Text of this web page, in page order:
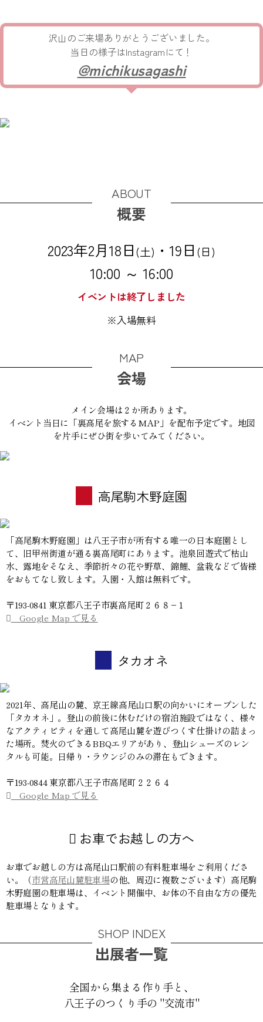
沢山のご来場ありがとうございました。
当日の様子はInstagramにて！
@michikusagashi
ABOUT
概要
2023年2月18日(土) ・19日 (日)
10:00 ～ 16:00
イベントは終了しました
※入場無料
MAP
会場
メイン会場は２か所あります。
イベント当日に「裏高尾を旅するMAP」を配布予定です。地図
を片手にぜひ街を歩いてみてください。
高尾駒木野庭園
「高尾駒木野庭園」は八王子市が所有する唯一の日本庭園とし
て、旧甲州街道が通る裏高尾町にあります。池泉回遊式で枯山
水、露地をそなえ、季節折々の花や野草、錦鯉、盆栽などで皆様
をおもてなし致します。入園・入館は無料です。
〒193-0841 東京都八王子市裏高尾町２６８−１
Google Map で見る
タカオネ
2021年、高尾山の麓、京王線高尾山口駅の向かいにオープンした
「タカオネ」。登山の前後に休むだけの宿泊施設ではなく、様々
なアクティビティを通して高尾山麓を遊びつくす仕掛けの詰まっ
た場所。焚火のできるBBQエリアがあり、登山シューズのレン
タルも可能。日帰り・ラウンジのみの滞在もできます。
〒193-0844 東京都八王子市高尾町２２６４
Google Map で見る
お車でお越しの方へ
お車でお越しの方は高尾山口駅前の有料駐車場をご利用くださ
い。（市営高尾山麓駐車場の他、周辺に複数ございます）高尾駒
木野庭園の駐車場は、イベント開催中、お体の不自由な方の優先
駐車場となります。
SHOP INDEX
出展者一覧
全国から集まる作り手と、
八王子のつくり手の "交流市"